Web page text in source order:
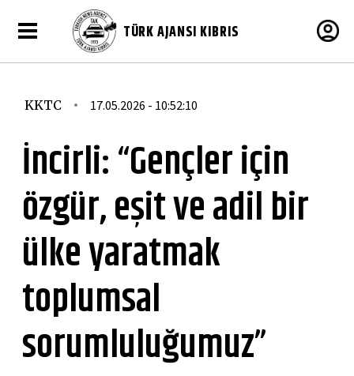
TÜRK AJANSI KIBRIS
KKTC 17.05.2026 - 10:52:10
İncirli: “Gençler için
özgür, eşit ve adil bir
ülke yaratmak
toplumsal
sorumluluğumuz”